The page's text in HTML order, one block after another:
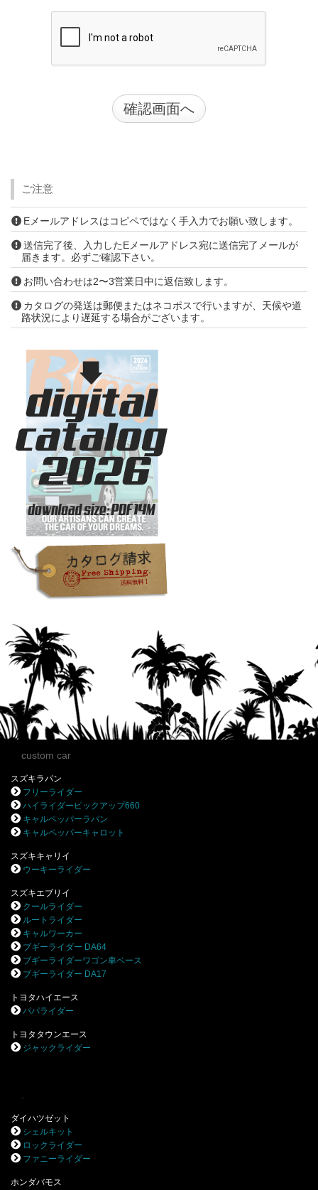
ご注意
Eメールアドレスはコピペではなく手入力でお願い致します。
送信完了後、入力したEメールアドレス宛に送信完了メールが
届きます。必ずご確認下さい。
お問い合わせは2〜3営業日中に返信致します。
カタログの発送は郵便またはネコポスで行いますが、天候や道
路状況により遅延する場合がございます。
custom car
スズキラパン
フリーライダー
ハイライダーピックアップ660
キャルペッパーラパン
キャルペッパーキャロット
スズキキャリイ
ウーキーライダー
スズキエブリイ
クールライダー
ルートライダー
キャルワーカー
ブギーライダー DA64
ブギーライダーワゴン車ベース
ブギーライダー DA17
トヨタハイエース
パパライダー
トヨタタウンエース
ジャックライダー
ダイハツゼット
シェルキット
ロックライダー
ファニーライダー
ホンダバモス